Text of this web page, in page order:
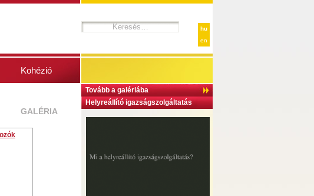
hu
en
Tovább a galériába
Helyreállító igazságszolgáltatás
Kohézió
GALÉRIA